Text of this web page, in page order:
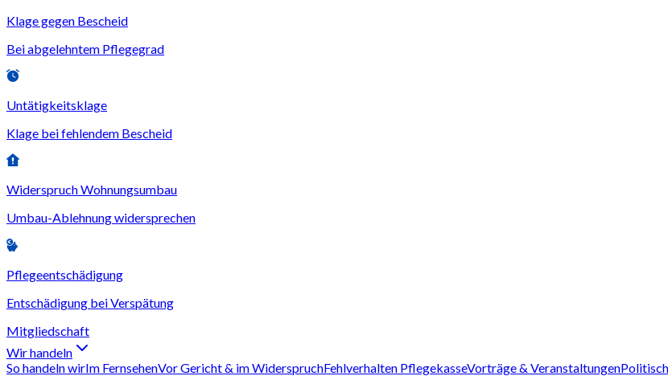
Klage gegen Bescheid
Bei abgelehntem Pflegegrad
Untätigkeitsklage
Klage bei fehlendem Bescheid
Widerspruch Wohnungsumbau
Umbau-Ablehnung widersprechen
Pflegeentschädigung
Entschädigung bei Verspätung
Mitgliedschaft
Wir handeln
So handeln wirIm FernsehenVor Gericht & im WiderspruchFehlverhalten PflegekasseVorträge & Veranstaltungen